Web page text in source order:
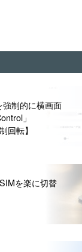
制的に横画面
」
回転】
を楽に切替